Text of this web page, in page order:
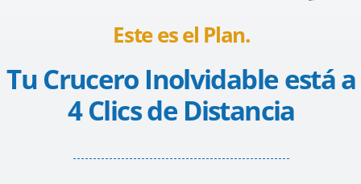
Este es el Plan.
Tu Crucero Inolvidable está a
4 Clics de Distancia